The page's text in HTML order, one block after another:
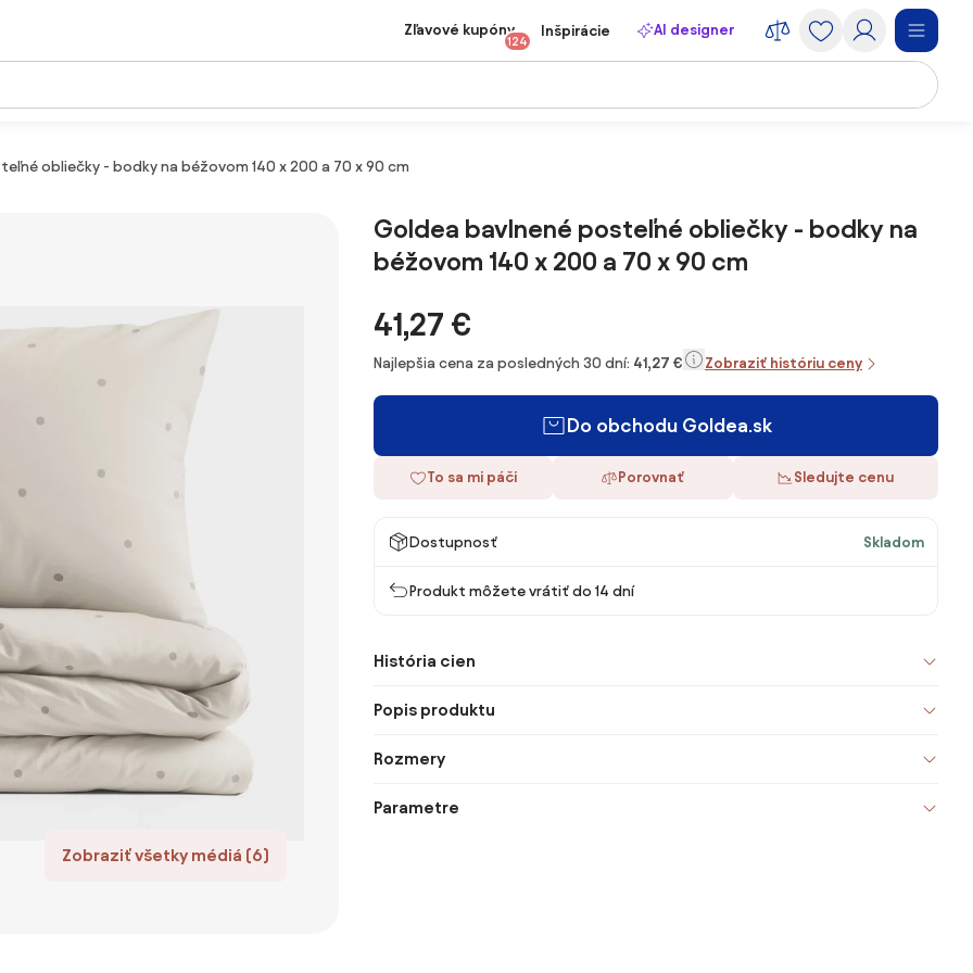
Zľavové kupóny
124
Inšpirácie AI designer
obliečky - bodky na béžovom 140 x 200 a 70 x 90 cm
Zobraziť všetky médiá (6)
Goldea bavlnené posteľné obliečky - bodky na
béžovom 140 x 200 a 70 x 90 cm
41,27 €
Najlepšia cena za posledných 30 dní: 41,27 € Zobraziť históriu ceny
Do obchodu Goldea.sk
To sa mi páči Porovnať Sledujte cenu
Dostupnosť Skladom
Produkt môžete vrátiť do 14 dní
História cien
Popis produktu
Rozmery
Parametre